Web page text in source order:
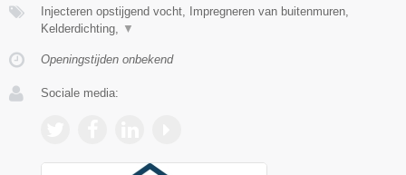
Injecteren opstijgend vocht, Impregneren van buitenmuren,
Kelderdichting, ▼
Openingstijden onbekend
Sociale media: